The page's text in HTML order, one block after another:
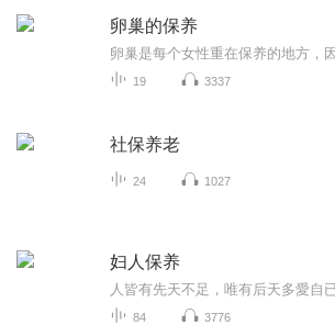
卵巢的保养
19 3337
社保养老
24 1027
妇人保养
84 3776